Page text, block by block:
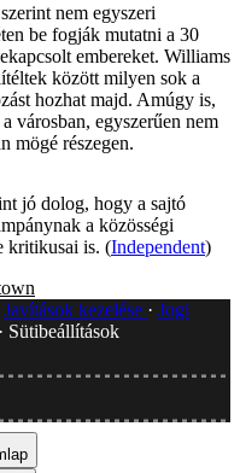
nem egyszeri
be fogják mutatni a 30
embereket. Williams
között milyen sok a
hozhat majd. Amúgy is,
városban, egyszerűen nem
mögé részegen.
jó dolog, hogy a sajtó
a közösségi
kritikusai is. (Independent)
Javítások kezelése
Jogi
Sütibeállítások